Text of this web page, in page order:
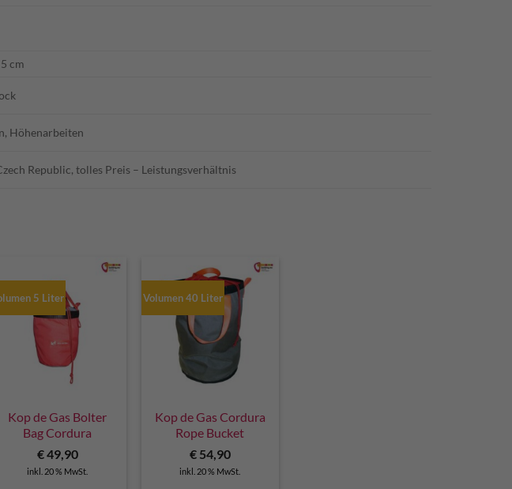
cm
Höhenarbeiten
Republic, tolles Preis – Leistungsverhältnis
5 Liter
Kop de Gas Bolter
Bag Cordura
€49,90
inkl. 20 % MwSt.
Volumen 40 Liter
Kop de Gas Cordura
Rope Bucket
€54,90
inkl. 20 % MwSt.